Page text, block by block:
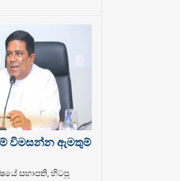
විමසන්න ඇමතුම්
සභාපති, හිටපු